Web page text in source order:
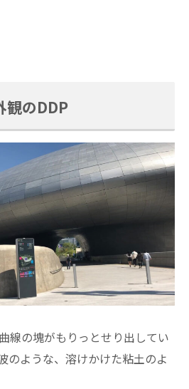
観のDDP
線の塊がもりっとせり出してい
のような、溶けかけた粘土のよ